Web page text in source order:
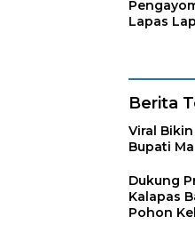
Lapas
Berita
Viral
Bupati
Dukung
Kalapas
Pohon